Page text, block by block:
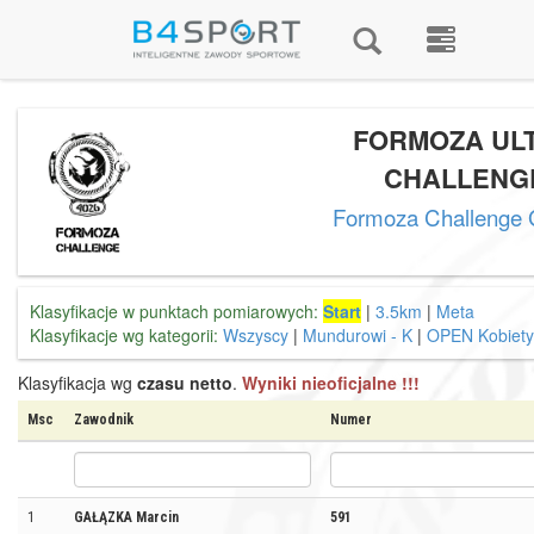
FORMOZA
Formoza Challenge
Klasyfikacje w punktach pomiarowych: Start | 3.5km | Meta
Klasyfikacje wg kategorii: Wszyscy | Mundurowi - K | OPEN Kobiety
Klasyfikacja wg czasu netto. Wyniki nieoficjalne !!!
Msc Zawodnik Numer
1 GAŁĄZKA Marcin 591